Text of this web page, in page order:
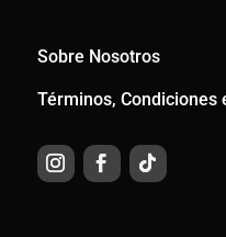
Sobre Nosotros
Términos, Condiciones